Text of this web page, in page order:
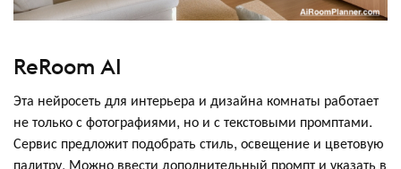
ReRoom AI
Эта нейросеть для интерьера и дизайна комнаты работает
не только с фотографиями, но и с текстовыми промптами.
Сервис предложит подобрать стиль, освещение и цветовую
палитру. Можно ввести дополнительный промпт и указать в